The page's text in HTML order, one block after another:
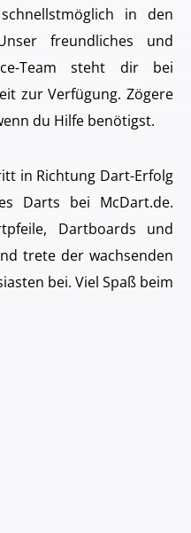
in den
freundliches und
Team steht dir bei
zur Verfügung. Zögere
du Hilfe benötigst.
in Richtung Dart-Erfolg
Darts bei McDart.de.
Dartboards und
trete der wachsenden
bei. Viel Spaß beim